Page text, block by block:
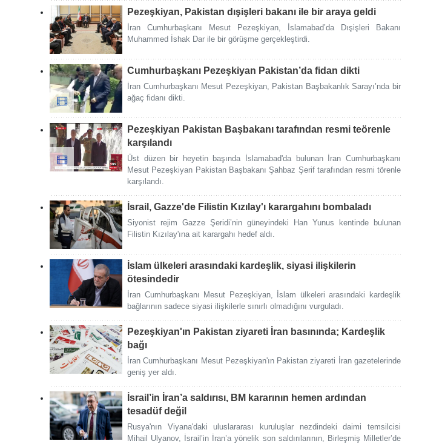
Pezeşkiyan, Pakistan dışişleri bakanı ile bir araya geldi
İran Cumhurbaşkanı Mesut Pezeşkiyan, İslamabad’da Dışişleri Bakanı
Muhammed İshak Dar ile bir görüşme gerçekleştirdi.
Cumhurbaşkanı Pezeşkiyan Pakistan’da fidan dikti
İran Cumhurbaşkanı Mesut Pezeşkiyan, Pakistan Başbakanlık Sarayı’nda bir
ağaç fidanı dikti.
Pezeşkiyan Pakistan Başbakanı tarafından resmi teörenle
karşılandı
Üst düzen bir heyetin başında İslamabad'da bulunan İran Cumhurbaşkanı
Mesut Pezeşkiyan Pakistan Başbakanı Şahbaz Şerif tarafından resmi törenle
karşılandı.
İsrail, Gazze'de Filistin Kızılay'ı karargahını bombaladı
Siyonist rejim Gazze Şeridi’nin güneyindeki Han Yunus kentinde bulunan
Filistin Kızılay'ına ait karargahı hedef aldı.
İslam ülkeleri arasındaki kardeşlik, siyasi ilişkilerin
ötesindedir
İran Cumhurbaşkanı Mesut Pezeşkiyan, İslam ülkeleri arasındaki kardeşlik
bağlarının sadece siyasi ilişkilerle sınırlı olmadığını vurguladı.
Pezeşkiyan'ın Pakistan ziyareti İran basınında; Kardeşlik
bağı
İran Cumhurbaşkanı Mesut Pezeşkiyan'ın Pakistan ziyareti İran gazetelerinde
geniş yer aldı.
İsrail’in İran’a saldırısı, BM kararının hemen ardından
tesadüf değil
Rusya'nın Viyana'daki uluslararası kuruluşlar nezdindeki daimi temsilcisi
Mihail Ulyanov, İsrail’in İran’a yönelik son saldırılarının, Birleşmiş Milletler’de